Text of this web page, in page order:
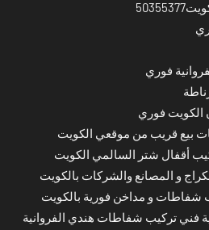
فوري
الكويت فوري
بيع قريب من موقعي الكويت
أقفال شتر السالمي الكويت
و المصانع والشركات بالكويت
و مداخن فورية بالكويت
فني تركيب شفاطات هندي الفروانية